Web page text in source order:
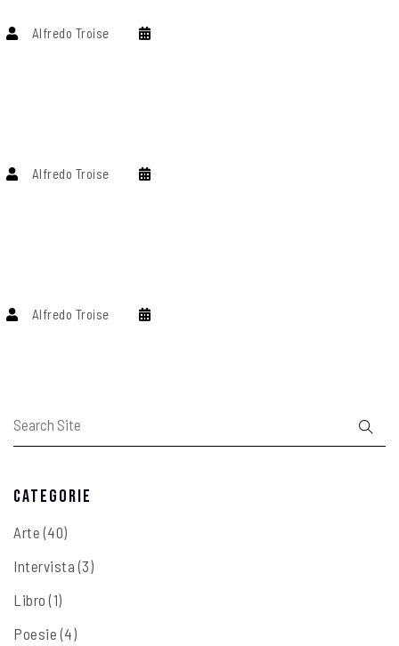
Alfredo Troise
Alfredo Troise
Alfredo Troise
Categorie
Arte (40)
Intervista (3)
Libro (1)
Poesie (4)